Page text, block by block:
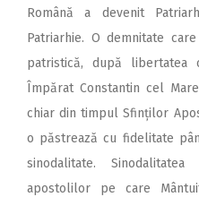
Română a devenit
Patriarhie. O demnitate
patristică, după libertatea
Împărat Constantin cel
chiar din timpul Sfinților
o păstrează cu fidelitate
sinodalitate.
apostolilor pe care